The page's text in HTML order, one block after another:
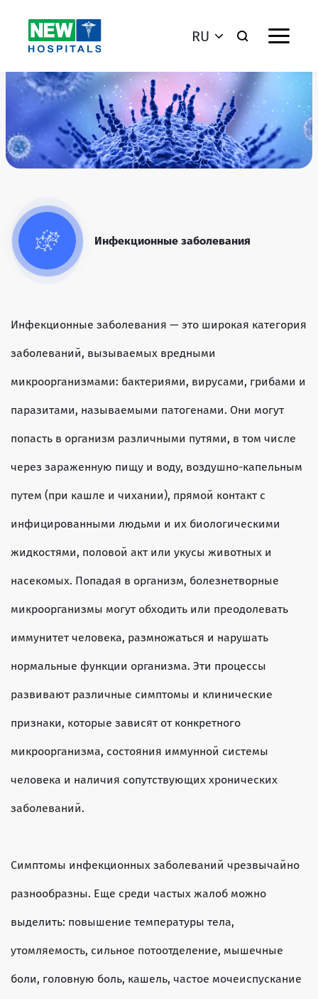
RU
Инфекционные заболевания
Инфекционные заболевания — это широкая категория
заболеваний, вызываемых вредными
микроорганизмами: бактериями, вирусами, грибами и
паразитами, называемыми патогенами. Они могут
попасть в организм различными путями, в том числе
через зараженную пищу и воду, воздушно-капельным
путем (при кашле и чихании), прямой контакт с
инфицированными людьми и их биологическими
жидкостями, половой акт или укусы животных и
насекомых. Попадая в организм, болезнетворные
микроорганизмы могут обходить или преодолевать
иммунитет человека, размножаться и нарушать
нормальные функции организма. Эти процессы
развивают различные симптомы и клинические
признаки, которые зависят от конкретного
микроорганизма, состояния иммунной системы
человека и наличия сопутствующих хронических
заболеваний.
Симптомы инфекционных заболеваний чрезвычайно
разнообразны. Еще среди частых жалоб можно
выделить: повышение температуры тела,
утомляемость, сильное потоотделение, мышечные
боли, головную боль, кашель, частое мочеиспускание